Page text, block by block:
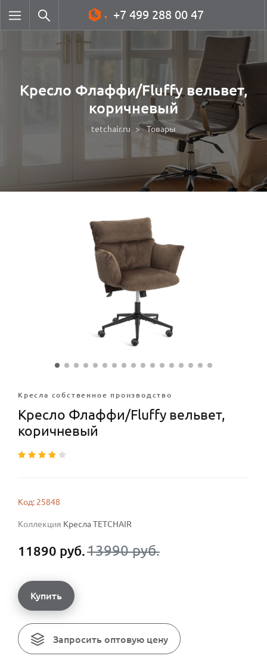
+7 499 288 00 47
Кресло Флаффи/Fluffy вельвет,
коричневый
tetchair.ru Товары
Кресла собственное производство
Кресло Флаффи/Fluffy вельвет,
коричневый
Код: 25848
Коллекция Кресла TETCHAIR
11890 руб.13990 руб.
Купить
Запросить оптовую цену